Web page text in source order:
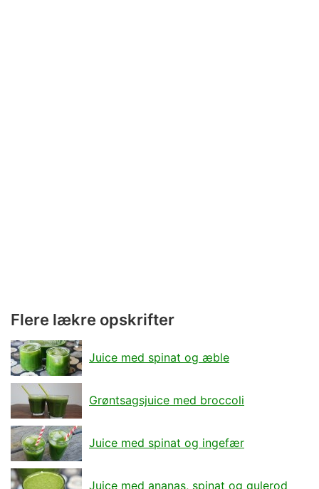
Flere lækre opskrifter
Juice med spinat og æble
Grøntsagsjuice med broccoli
Juice med spinat og ingefær
Juice med ananas, spinat og gulerod